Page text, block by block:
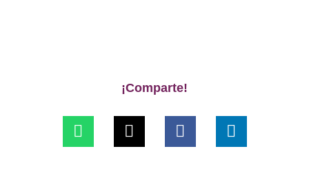
¡Comparte!